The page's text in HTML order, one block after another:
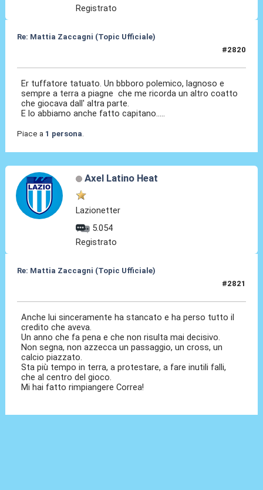
Registrato
Re: Mattia Zaccagni (Topic Ufficiale)
#2820
Er tuffatore tatuato. Un bbboro polemico, lagnoso e
sempre a terra a piagne che me ricorda un altro coatto
che giocava dall' altra parte.
E lo abbiamo anche fatto capitano.....
Piace a 1 persona.
Axel Latino Heat
Lazionetter
5.054
Registrato
Re: Mattia Zaccagni (Topic Ufficiale)
#2821
Anche lui sinceramente ha stancato e ha perso tutto il
credito che aveva.
Un anno che fa pena e che non risulta mai decisivo.
Non segna, non azzecca un passaggio, un cross, un
calcio piazzato.
Sta più tempo in terra, a protestare, a fare inutili falli,
che al centro del gioco.
Mi hai fatto rimpiangere Correa!